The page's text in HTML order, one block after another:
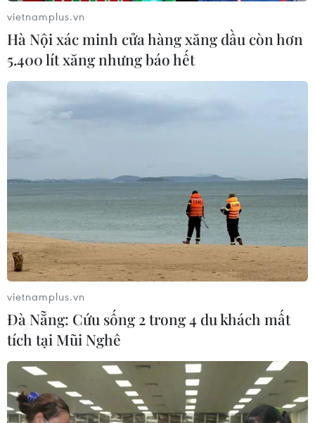
vietnamplus.vn
Hà Nội xác minh cửa hàng xăng dầu còn hơn
5.400 lít xăng nhưng báo hết
vietnamplus.vn
Đà Nẵng: Cứu sống 2 trong 4 du khách mất
tích tại Mũi Nghê